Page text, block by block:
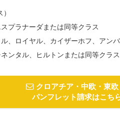
プラナーダまたは同等クラス
、ロイヤル、カイザーホフ、アン
ンタル、ヒルトンまたは同等クラス
クロアチア・中欧・東
パンフレット請求はこち